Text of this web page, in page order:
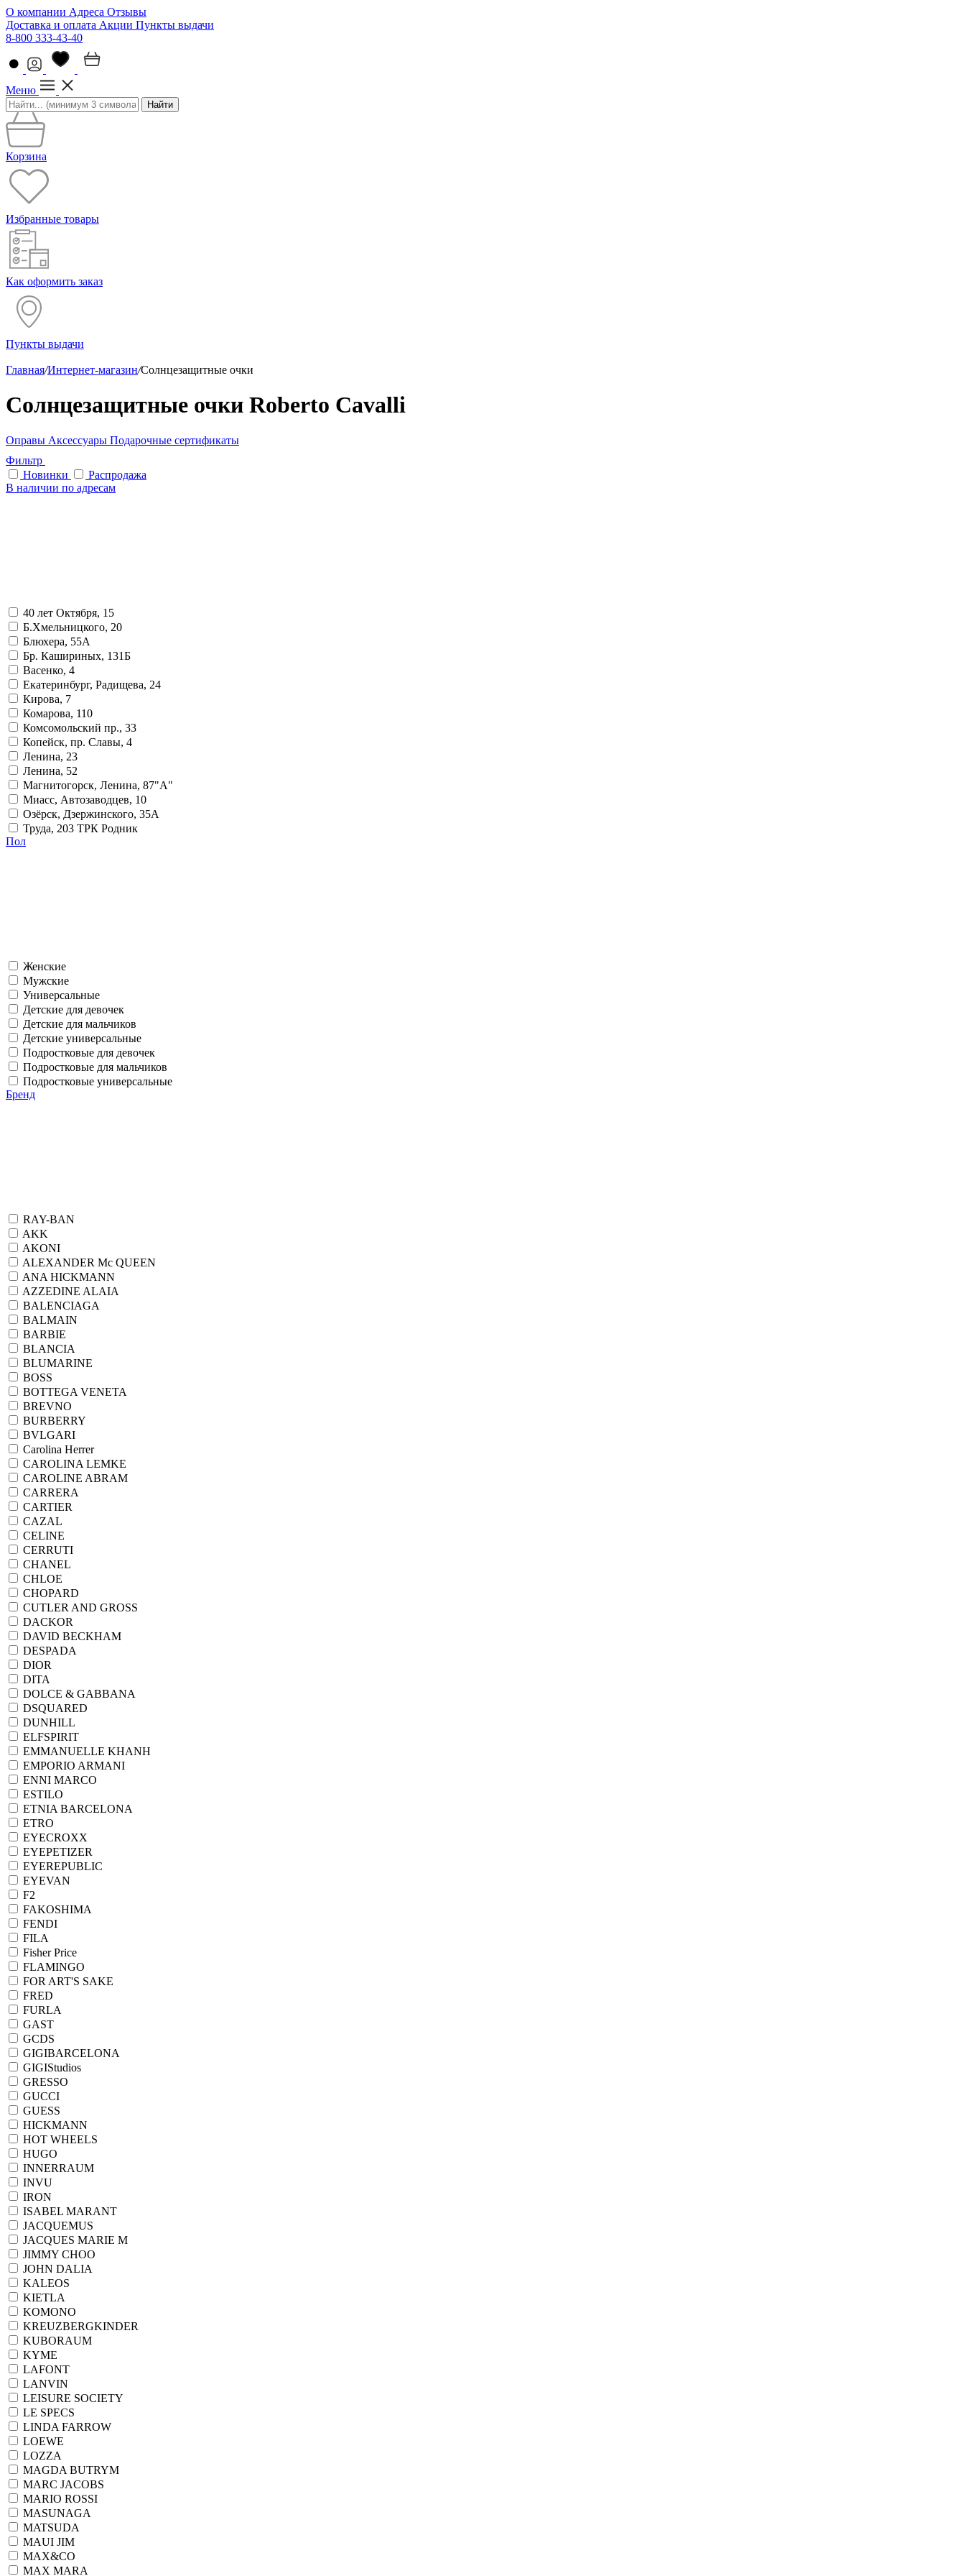
О компании Адреса Отзывы
Доставка и оплата Акции Пункты выдачи
8-800 333-43-40
Меню
Найти
Корзина
Избранные товары
Как оформить заказ
Пункты выдачи
Главная/Интернет-магазин/Солнцезащитные очки
Солнцезащитные очки Roberto Cavalli
Оправы Аксессуары Подарочные сертификаты
Фильтр
Новинки
Распродажа
В наличии по адресам
40 лет Октября, 15
Б.Хмельницкого, 20
Блюхера, 55А
Бр. Кашириных, 131Б
Васенко, 4
Екатеринбург, Радищева, 24
Кирова, 7
Комарова, 110
Комсомольский пр., 33
Копейск, пр. Славы, 4
Ленина, 23
Ленина, 52
Магнитогорск, Ленина, 87"А"
Миасс, Автозаводцев, 10
Озёрск, Дзержинского, 35А
Труда, 203 ТРК Родник
Пол
Женские
Мужские
Универсальные
Детские для девочек
Детские для мальчиков
Детские универсальные
Подростковые для девочек
Подростковые для мальчиков
Подростковые универсальные
Бренд
RAY-BAN
AKK
AKONI
ALEXANDER Mc QUEEN
ANA HICKMANN
AZZEDINE ALAIA
BALENCIAGA
BALMAIN
BARBIE
BLANCIA
BLUMARINE
BOSS
BOTTEGA VENETA
BREVNO
BURBERRY
BVLGARI
Carolina Herrer
CAROLINA LEMKE
CAROLINE ABRAM
CARRERA
CARTIER
CAZAL
CELINE
CERRUTI
CHANEL
CHLOE
CHOPARD
CUTLER AND GROSS
DACKOR
DAVID BECKHAM
DESPADA
DIOR
DITA
DOLCE & GABBANA
DSQUARED
DUNHILL
ELFSPIRIT
EMMANUELLE KHANH
EMPORIO ARMANI
ENNI MARCO
ESTILO
ETNIA BARCELONA
ETRO
EYECROXX
EYEPETIZER
EYEREPUBLIC
EYEVAN
F2
FAKOSHIMA
FENDI
FILA
Fisher Price
FLAMINGO
FOR ART'S SAKE
FRED
FURLA
GAST
GCDS
GIGIBARCELONA
GIGIStudios
GRESSO
GUCCI
GUESS
HICKMANN
HOT WHEELS
HUGO
INNERRAUM
INVU
IRON
ISABEL MARANT
JACQUEMUS
JACQUES MARIE M
JIMMY CHOO
JOHN DALIA
KALEOS
KIETLA
KOMONO
KREUZBERGKINDER
KUBORAUM
KYME
LAFONT
LANVIN
LEISURE SOCIETY
LE SPECS
LINDA FARROW
LOEWE
LOZZA
MAGDA BUTRYM
MARC JACOBS
MARIO ROSSI
MASUNAGA
MATSUDA
MAUI JIM
MAX&CO
MAX MARA